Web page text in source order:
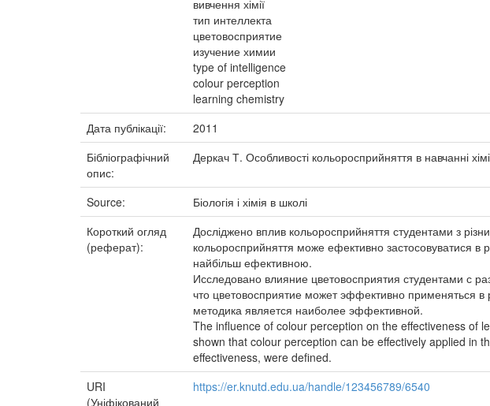
вивчення хімії
тип интеллекта
цветовосприятие
изучение химии
type of intelligence
colour perception
learning chemistry
Дата публікації:
2011
Бібліографічний
опис:
Деркач Т. Особливості кольоросприйняття в навчанні
Source:
Біологія і хімія в школі
Короткий огляд
(реферат):
Досліджено вплив кольоросприйняття студентами з
кольоросприйняття може ефективно застосовуватися в
найбільш ефективною.
Исследовано влияние цветовосприятия студентами с
что цветовосприятие может эффективно применяться
методика является наиболее эффективной.
The influence of colour perception on the effectiveness of
shown that colour perception can be effectively applied in
effectiveness, were defined.
URI
(Уніфікований
https://er.knutd.edu.ua/handle/123456789/6540